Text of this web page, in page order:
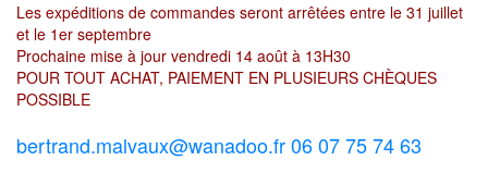
Les expéditions de commandes seront arrêtées entre le 31 juillet
et le 1er septembre
Prochaine mise à jour vendredi 14 août à 13H30
POUR TOUT ACHAT, PAIEMENT EN PLUSIEURS CHÈQUES
POSSIBLE
bertrand.malvaux@wanadoo.fr 06 07 75 74 63